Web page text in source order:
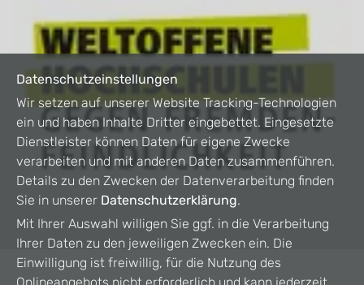
Datenschutzeinstellungen
Wir setzen auf unserer Website Tracking-Technologien
ein und haben Inhalte Dritter eingebettet. Eingesetzte
Dienstleister können Daten für eigene Zwecke
verarbeiten und mit anderen Daten zusammenführen.
Details zu den Zwecken der Datenverarbeitung finden
Sie in unserer Datenschutzerklärung.
Mit Ihrer Auswahl willigen Sie ggf. in die Verarbeitung
Ihrer Daten zu den jeweiligen Zwecken ein. Die
Einwilligung ist freiwillig, für die Nutzung des